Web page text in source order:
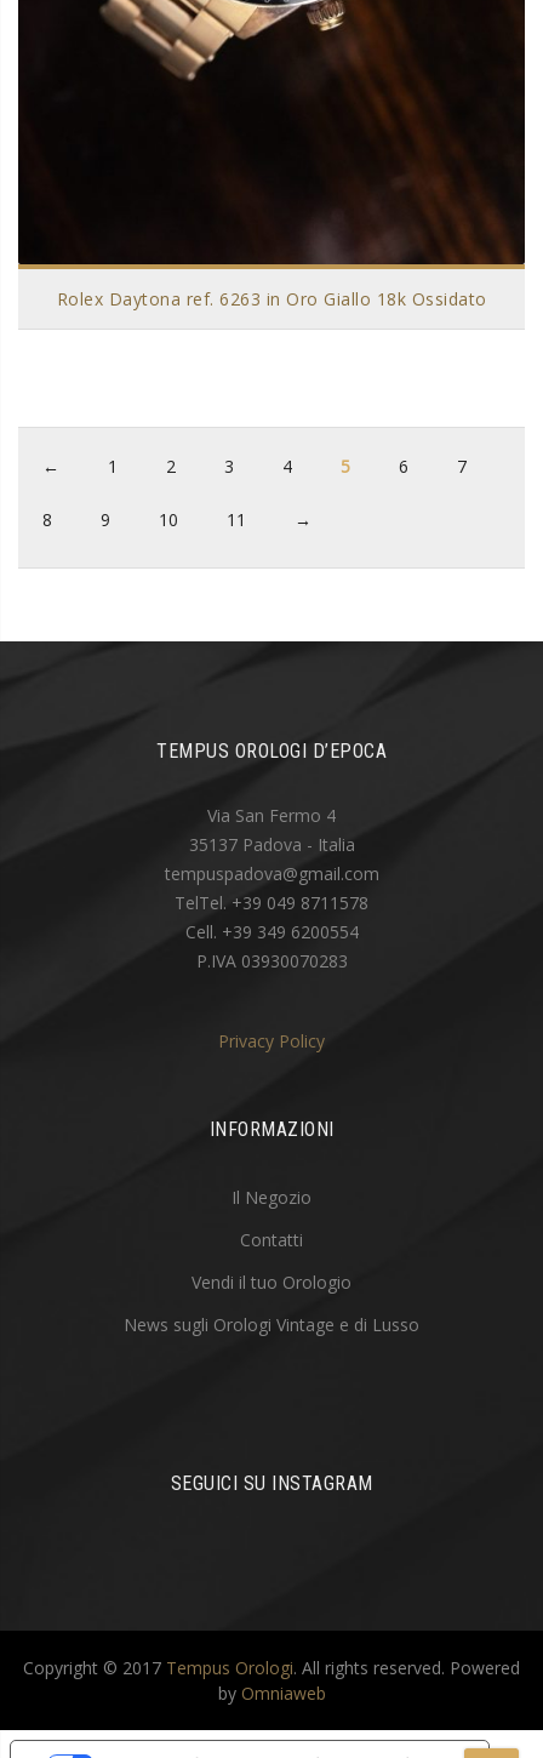
Rolex Daytona ref. 6263 in Oro Giallo 18k Ossidato
← 1 2 3 4 5 6 7
8 9 10 11 →
TEMPUS OROLOGI D’EPOCA
Via San Fermo 4
35137 Padova - Italia
tempuspadova@gmail.com
TelTel. +39 049 8711578
Cell. +39 349 6200554
P.IVA 03930070283
Privacy Policy
INFORMAZIONI
Il Negozio
Contatti
Vendi il tuo Orologio
News sugli Orologi Vintage e di Lusso
SEGUICI SU INSTAGRAM
Copyright © 2017 Tempus Orologi. All rights reserved. Powered
by Omniaweb